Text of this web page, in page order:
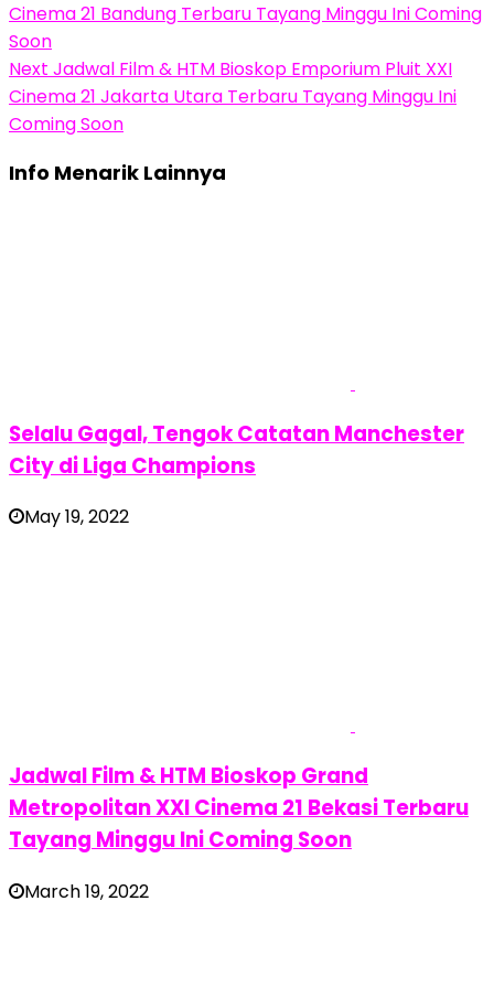
Cinema 21 Bandung Terbaru Tayang Minggu Ini Coming
Soon
Next Jadwal Film & HTM Bioskop Emporium Pluit XXI
Cinema 21 Jakarta Utara Terbaru Tayang Minggu Ini
Coming Soon
Info Menarik Lainnya
Selalu Gagal, Tengok Catatan Manchester
City di Liga Champions
May 19, 2022
Jadwal Film & HTM Bioskop Grand
Metropolitan XXI Cinema 21 Bekasi Terbaru
Tayang Minggu Ini Coming Soon
March 19, 2022